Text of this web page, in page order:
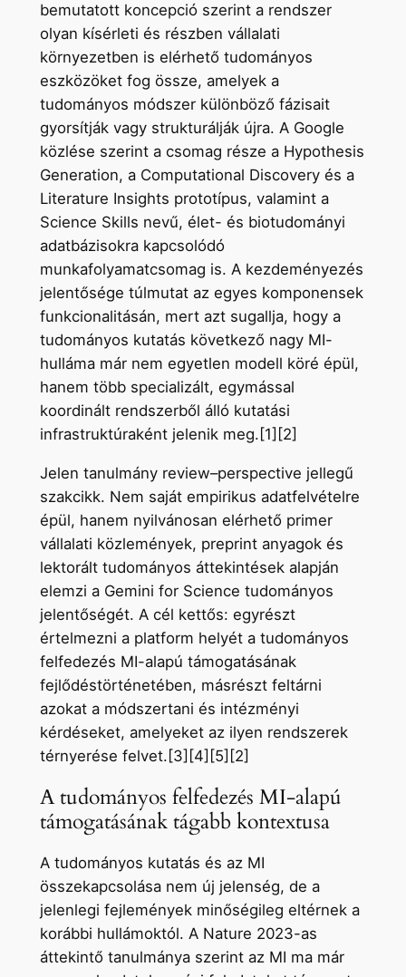
bemutatott koncepció szerint a rendszer
olyan kísérleti és részben vállalati
környezetben is elérhető tudományos
eszközöket fog össze, amelyek a
tudományos módszer különböző fázisait
gyorsítják vagy strukturálják újra. A Google
közlése szerint a csomag része a Hypothesis
Generation, a Computational Discovery és a
Literature Insights prototípus, valamint a
Science Skills nevű, élet- és biotudományi
adatbázisokra kapcsolódó
munkafolyamatcsomag is. A kezdeményezés
jelentősége túlmutat az egyes komponensek
funkcionalitásán, mert azt sugallja, hogy a
tudományos kutatás következő nagy MI-
hulláma már nem egyetlen modell köré épül,
hanem több specializált, egymással
koordinált rendszerből álló kutatási
infrastruktúraként jelenik meg.[1][2]
Jelen tanulmány review–perspective jellegű
szakcikk. Nem saját empirikus adatfelvételre
épül, hanem nyilvánosan elérhető primer
vállalati közlemények, preprint anyagok és
lektorált tudományos áttekintések alapján
elemzi a Gemini for Science tudományos
jelentőségét. A cél kettős: egyrészt
értelmezni a platform helyét a tudományos
felfedezés MI-alapú támogatásának
fejlődéstörténetében, másrészt feltárni
azokat a módszertani és intézményi
kérdéseket, amelyeket az ilyen rendszerek
térnyerése felvet.[3][4][5][2]
A tudományos felfedezés MI-alapú
támogatásának tágabb kontextusa
A tudományos kutatás és az MI
összekapcsolása nem új jelenség, de a
jelenlegi fejlemények minőségileg eltérnek a
korábbi hullámoktól. A Nature 2023-as
áttekintő tanulmánya szerint az MI ma már